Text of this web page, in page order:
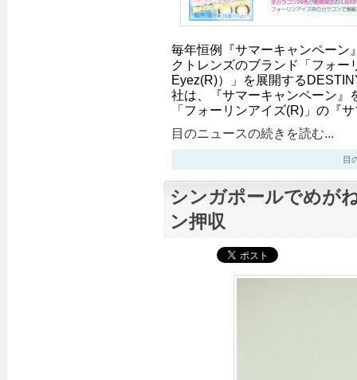
毎年恒例『サマーキャンペーン
クトレンズのブランド「フォー
Eyez(R)）」を展開する
社は、『サマーキャンペーン』
「フォーリンアイズ(R)」の『
目のニュースの続きを読む...
目
シンガポールでめが
ン押収